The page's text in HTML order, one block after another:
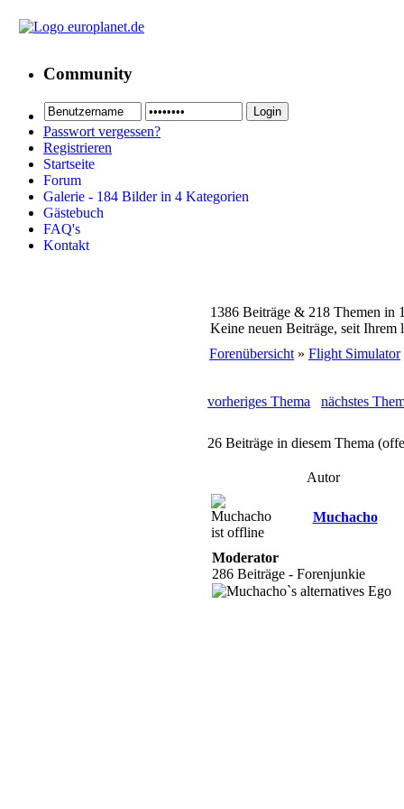
Community
Passwort vergessen?
Registrieren
Startseite
Forum
Galerie - 184 Bilder in 4 Kategorien
Gästebuch
FAQ's
Kontakt
1386 Beiträge & 218 Themen in
Keine neuen Beiträge, seit Ihrem
Forenübersicht» Flight Simulator
vorheriges Thema nächstes
26 Beiträge in diesem Thema
Autor
Muchacho
Moderator
286 Beiträge - Forenjunkie